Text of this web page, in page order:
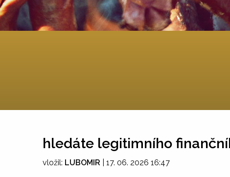
hledáte legitimního
vložil: LUBOMIR 17. 06. 2026 16:47